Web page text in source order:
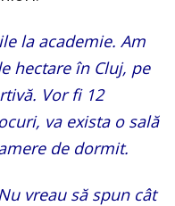
la academie. Am
hectare în Cluj, pe
Vor fi 12
va exista o sală
de dormit.
vreau să spun cât